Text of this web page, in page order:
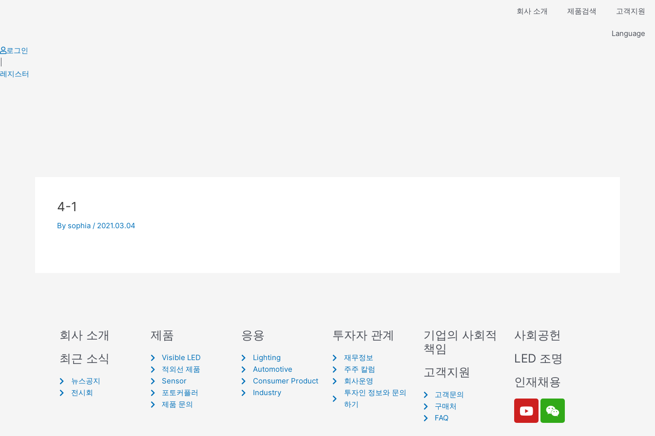
회사 소개 제품검색 고객지원
Language
로그인
레지스터
4-1
By sophia / 2021.03.04
회사 소개
최근 소식
뉴스공지
전시회
제품
Visible LED
적외선 제품
Sensor
포토커플러
제품 문의
응용
Lighting
Automotive
Consumer Product
Industry
투자자 관계
재무정보
주주 칼럼
회사운영
투자인 정보와 문의
하기
기업의 사회적
책임
고객지원
고객문의
구매처
FAQ
사회공헌
LED 조명
인재채용
Y
o
W
e